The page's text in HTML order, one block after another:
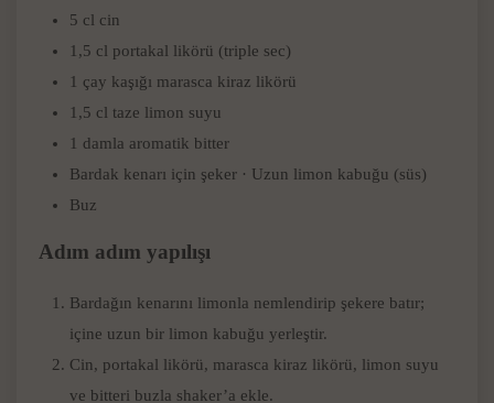
5 cl cin
1,5 cl portakal likörü (triple sec)
1 çay kaşığı marasca kiraz likörü
1,5 cl taze limon suyu
1 damla aromatik bitter
Bardak kenarı için şeker · Uzun limon kabuğu (süs)
Buz
Adım adım yapılışı
Bardağın kenarını limonla nemlendirip şekere batır;
içine uzun bir limon kabuğu yerleştir.
Cin, portakal likörü, marasca kiraz likörü, limon suyu
ve bitteri buzla shaker’a ekle.